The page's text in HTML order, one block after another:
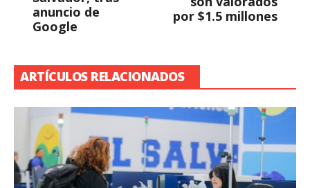
anuncio de
Google
por $1.5 millones
ARTÍCULOS RELACIONADOS